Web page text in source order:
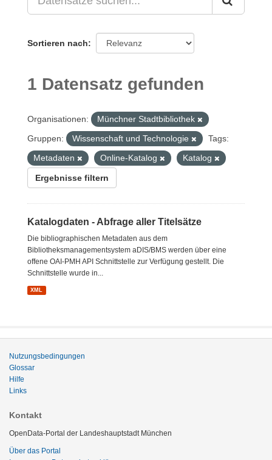
Sortieren nach
1 Datensatz gefunden
Organisationen:
Münchner Stadtbibliothek
Gruppen:
Wissenschaft und Technologie
Tags:
Metadaten
Online-Katalog Katalog
Ergebnisse filtern
Katalogdaten - Abfrage aller Titelsätze
Die bibliographischen Metadaten aus dem
Bibliotheksmanagementsystem aDIS/BMS werden über eine
offene OAI-PMH API Schnittstelle zur Verfügung gestellt. Die
Schnittstelle wurde in...
XML
Nutzungsbedingungen
Glossar
Hilfe
Links
Kontakt
OpenData-Portal der Landeshauptstadt München
Über das Portal